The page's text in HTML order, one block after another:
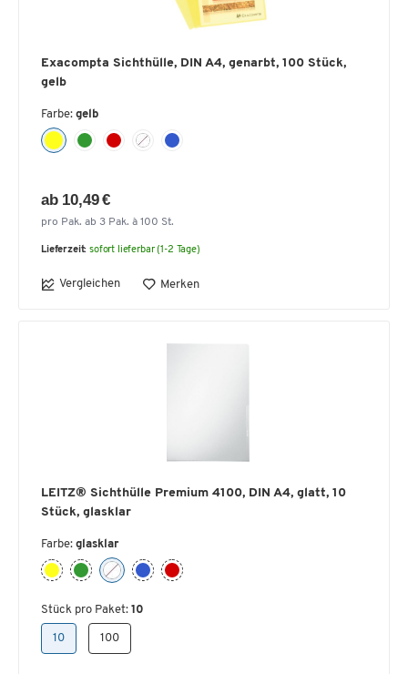
Exacompta Sichthülle, DIN A4, genarbt, 100 Stück,
gelb
Farbe: gelb
ab 10,49 €
pro Pak. ab 3 Pak. à 100 St.
Lieferzeit: sofort lieferbar (1-2 Tage)
Vergleichen Merken
LEITZ® Sichthülle Premium 4100, DIN A4, glatt, 10
Stück, glasklar
Farbe: glasklar
Stück pro Paket: 10
10 100